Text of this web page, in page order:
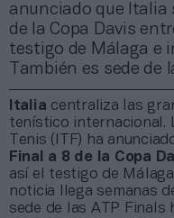
anunciado que Italia
de la Copa Davis
testigo de Málaga e
También es sede de
Italia centraliza las
tenístico internacional.
Tenis (ITF) ha
Final a 8 de la Copa
así el testigo de
noticia llega semanas
sede de las ATP Finals